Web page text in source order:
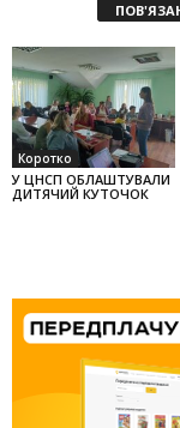
Коротко
У ЦНСП ОБЛАШТУВАЛИ
ДИТЯЧИЙ КУТОЧОК